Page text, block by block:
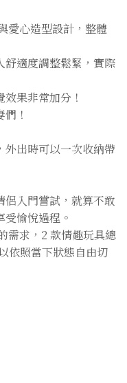
愛心造型設計，整體
舒適度調整鬆緊，實際
果非常加分！
！
外出時可以一次收納帶
侶入門嘗試，就算不敢
愉悅過程。
需求，2 款情趣玩具總
依照當下狀態自由切